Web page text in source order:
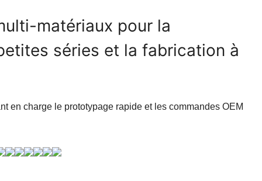
matériaux pour la
séries et la fabrication à
en charge le prototypage rapide et les commandes OEM